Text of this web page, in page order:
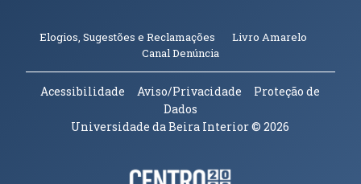
Elogios, Sugestões e Reclamações Livro Amarelo
Canal Denúncia(abre em nova janela)
Acessibilidade Aviso/Privacidade
Proteção de
Dados
Universidade da Beira Interior© 2026
Parceiros e Financiadores